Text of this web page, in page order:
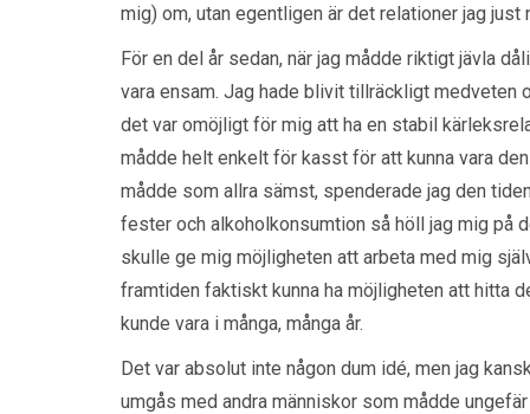
mig) om, utan egentligen är det relationer jag just
För en del år sedan, när jag mådde riktigt jävla
vara ensam. Jag hade blivit tillräckligt
det var omöjligt för mig att ha en stabil
mådde helt enkelt för kasst för att kunna vara
mådde som allra sämst, spenderade jag den
fester och alkoholkonsumtion så höll jag mig på
skulle ge mig möjligheten att arbeta med mig
framtiden faktiskt kunna ha möjligheten att hitta
kunde vara i många, många år.
Det var absolut inte någon dum idé, men jag
umgås med andra människor som mådde